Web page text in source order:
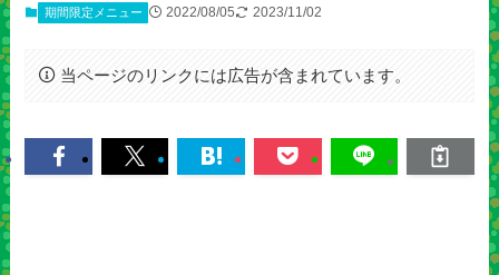
期間限定メニュー 2022/08/05 2023/11/02
当ページのリンクには広告が含まれています。